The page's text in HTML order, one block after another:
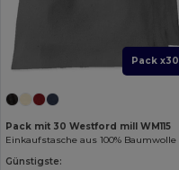
Pack x30
Pack mit 30 Westford mill WM115
Einkaufstasche aus 100% Baumwolle
Günstigste: